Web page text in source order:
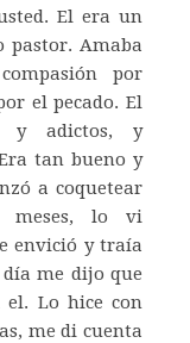
El era un
pastor. Amaba
por
el pecado. El
y adictos, y
tan bueno y
a coquetear
meses, lo vi
envició y traía
me dijo que
Lo hice con
me di cuenta